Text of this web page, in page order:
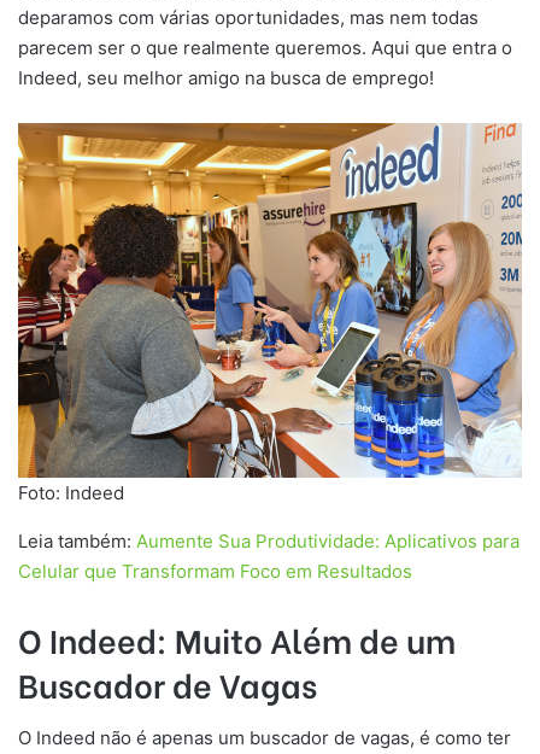
deparamos com várias oportunidades, mas nem todas
parecem ser o que realmente queremos. Aqui que entra o
Indeed, seu melhor amigo na busca de emprego!
Foto: Indeed
Leia também: Aumente Sua Produtividade: Aplicativos para
Celular que Transformam Foco em Resultados
O Indeed: Muito Além de um
Buscador de Vagas
O Indeed não é apenas um buscador de vagas, é como ter